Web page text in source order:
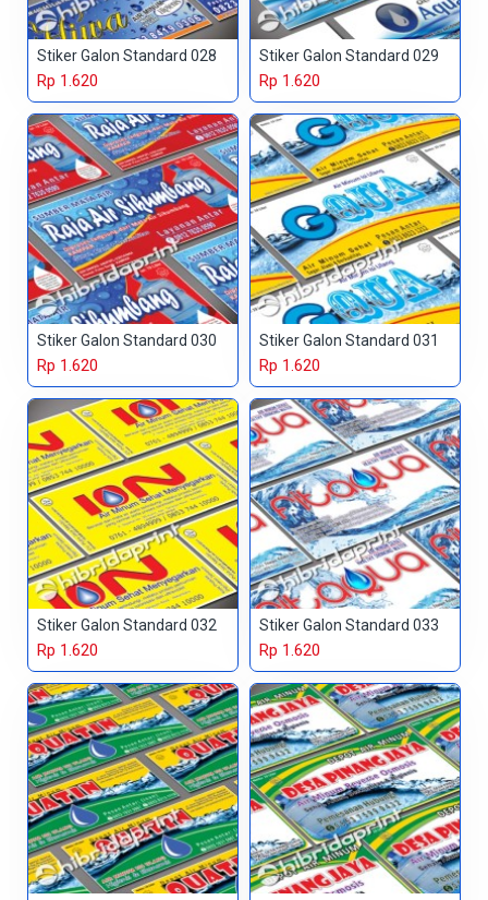
Stiker Galon Standard 028
Rp 1.620
Stiker Galon Standard 029
Rp 1.620
Stiker Galon Standard 030
Rp 1.620
Stiker Galon Standard 031
Rp 1.620
Stiker Galon Standard 032
Rp 1.620
Stiker Galon Standard 033
Rp 1.620